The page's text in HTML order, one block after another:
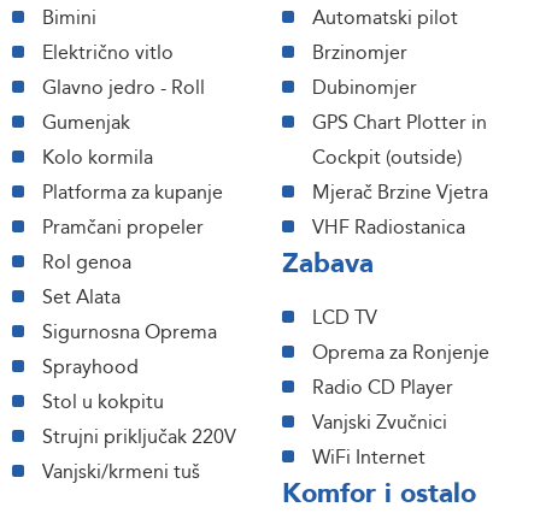
Bimini
Električno vitlo
Glavno jedro - Roll
Gumenjak
Kolo kormila
Platforma za kupanje
Pramčani propeler
Rol genoa
Set Alata
Sigurnosna Oprema
Sprayhood
Stol u kokpitu
Strujni priključak 220V
Vanjski/krmeni tuš
Automatski pilot
Brzinomjer
Dubinomjer
GPS Chart Plotter in
Cockpit (outside)
Mjerač Brzine Vjetra
VHF Radiostanica
Zabava
LCD TV
Oprema za Ronjenje
Radio CD Player
Vanjski Zvučnici
WiFi Internet
Komfor i ostalo